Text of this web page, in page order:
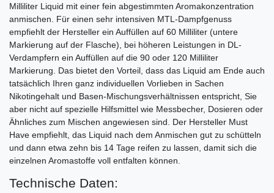
Milliliter Liquid mit einer fein abgestimmten Aromakonzentration
anmischen. Für einen sehr intensiven MTL-Dampfgenuss
empfiehlt der Hersteller ein Auffüllen auf 60 Milliliter (untere
Markierung auf der Flasche), bei höheren Leistungen in DL-
Verdampfern ein Auffüllen auf die 90 oder 120 Milliliter
Markierung. Das bietet den Vorteil, dass das Liquid am Ende auch
tatsächlich Ihren ganz individuellen Vorlieben in Sachen
Nikotingehalt und Basen-Mischungsverhältnissen entspricht, Sie
aber nicht auf spezielle Hilfsmittel wie Messbecher, Dosieren oder
Ähnliches zum Mischen angewiesen sind. Der Hersteller Must
Have empfiehlt, das Liquid nach dem Anmischen gut zu schütteln
und dann etwa zehn bis 14 Tage reifen zu lassen, damit sich die
einzelnen Aromastoffe voll entfalten können.
Technische Daten: